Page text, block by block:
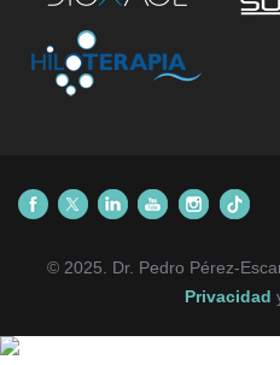
© 2025. Dr. Pedro Pérez-
Privacidad